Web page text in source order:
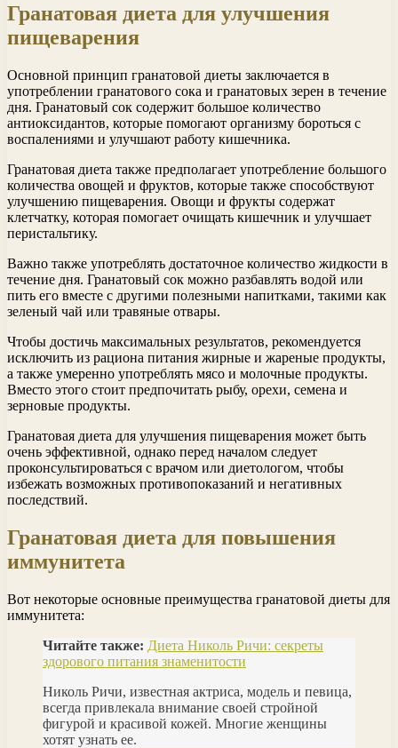
Гранатовая диета для улучшения
пищеварения
Основной принцип гранатовой диеты заключается в
употреблении гранатового сока и гранатовых зерен в течение
дня. Гранатовый сок содержит большое количество
антиоксидантов, которые помогают организму бороться с
воспалениями и улучшают работу кишечника.
Гранатовая диета также предполагает употребление большого
количества овощей и фруктов, которые также способствуют
улучшению пищеварения. Овощи и фрукты содержат
клетчатку, которая помогает очищать кишечник и улучшает
перистальтику.
Важно также употреблять достаточное количество жидкости в
течение дня. Гранатовый сок можно разбавлять водой или
пить его вместе с другими полезными напитками, такими как
зеленый чай или травяные отвары.
Чтобы достичь максимальных результатов, рекомендуется
исключить из рациона питания жирные и жареные продукты,
а также умеренно употреблять мясо и молочные продукты.
Вместо этого стоит предпочитать рыбу, орехи, семена и
зерновые продукты.
Гранатовая диета для улучшения пищеварения может быть
очень эффективной, однако перед началом следует
проконсультироваться с врачом или диетологом, чтобы
избежать возможных противопоказаний и негативных
последствий.
Гранатовая диета для повышения
иммунитета
Вот некоторые основные преимущества гранатовой диеты для
иммунитета:
Читайте также: Диета Николь Ричи: секреты
здорового питания знаменитости
Николь Ричи, известная актриса, модель и певица,
всегда привлекала внимание своей стройной
фигурой и красивой кожей. Многие женщины
хотят узнать ее.